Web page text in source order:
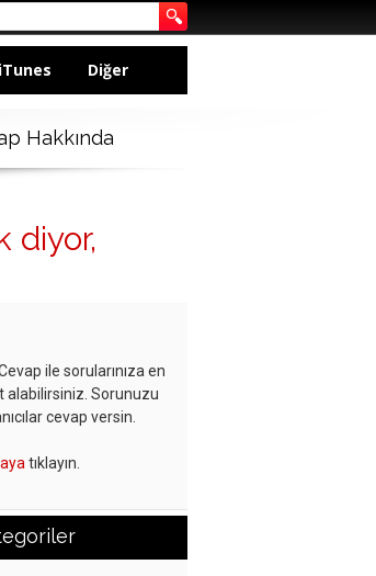
iTunes Diğer
Hakkında
diyor,
ile sorularınıza en
alabilirsiniz. Sorunuzu
cevap versin.
tıklayın.